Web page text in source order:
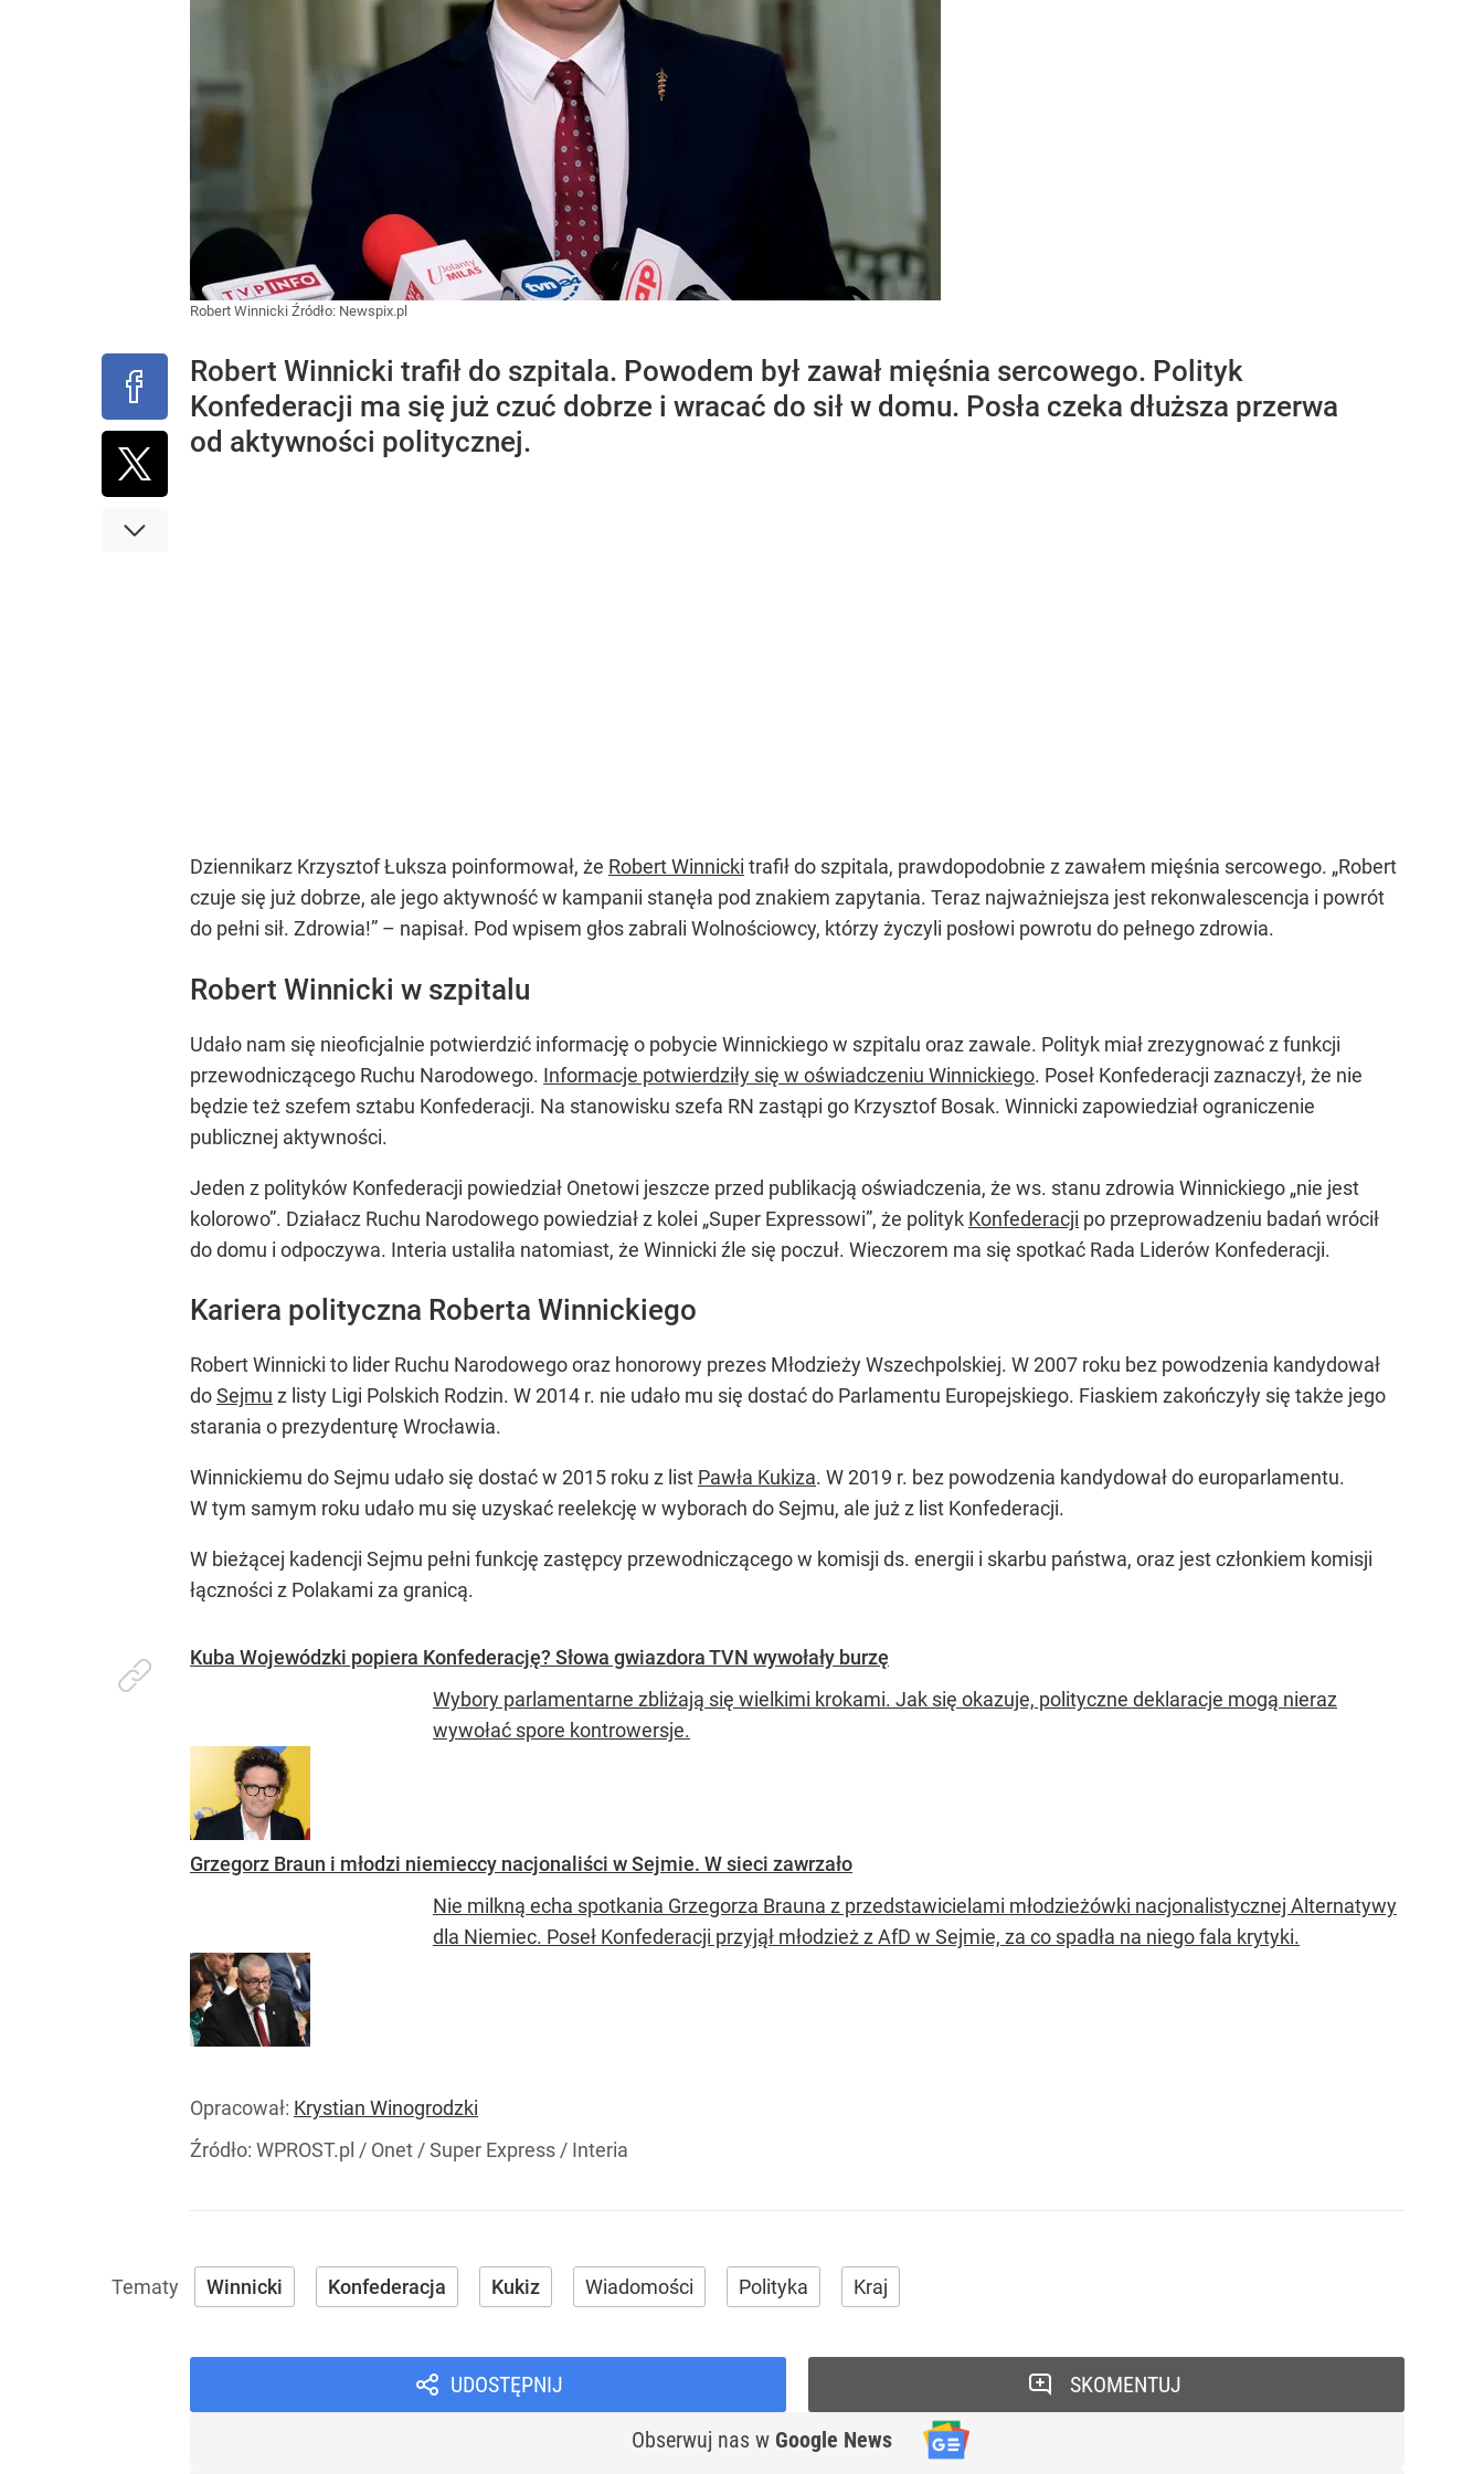
Robert Winnicki Źródło: Newspix.pl
Robert Winnicki trafił do szpitala. Powodem był zawał mięśnia sercowego. Polityk
Konfederacji ma się już czuć dobrze i wracać do sił w domu. Posła czeka dłuższa przerwa
od aktywności politycznej.
Dziennikarz Krzysztof Łuksza poinformował, że Robert Winnicki trafił do szpitala, prawdopodobnie z zawałem mięśnia sercowego. „Robert
czuje się już dobrze, ale jego aktywność w kampanii stanęła pod znakiem zapytania. Teraz najważniejsza jest rekonwalescencja i powrót
do pełni sił. Zdrowia!” – napisał. Pod wpisem głos zabrali Wolnościowcy, którzy życzyli posłowi powrotu do pełnego zdrowia.
Robert Winnicki w szpitalu
Udało nam się nieoficjalnie potwierdzić informację o pobycie Winnickiego w szpitalu oraz zawale. Polityk miał zrezygnować z funkcji
przewodniczącego Ruchu Narodowego. Informacje potwierdziły się w oświadczeniu Winnickiego. Poseł Konfederacji zaznaczył, że nie
będzie też szefem sztabu Konfederacji. Na stanowisku szefa RN zastąpi go Krzysztof Bosak. Winnicki zapowiedział ograniczenie
publicznej aktywności.
Jeden z polityków Konfederacji powiedział Onetowi jeszcze przed publikacją oświadczenia, że ws. stanu zdrowia Winnickiego „nie jest
kolorowo”. Działacz Ruchu Narodowego powiedział z kolei „Super Expressowi”, że polityk Konfederacji po przeprowadzeniu badań wrócił
do domu i odpoczywa. Interia ustaliła natomiast, że Winnicki źle się poczuł. Wieczorem ma się spotkać Rada Liderów Konfederacji.
Kariera polityczna Roberta Winnickiego
Robert Winnicki to lider Ruchu Narodowego oraz honorowy prezes Młodzieży Wszechpolskiej. W 2007 roku bez powodzenia kandydował
doSejmu z listy Ligi Polskich Rodzin. W 2014 r. nie udało mu się dostać do Parlamentu Europejskiego. Fiaskiem zakończyły się także jego
starania o prezydenturę Wrocławia.
Winnickiemu do Sejmu udało się dostać w 2015 roku z list Pawła Kukiza. W 2019 r. bez powodzenia kandydował do europarlamentu.
W tym samym roku udało mu się uzyskać reelekcję w wyborach do Sejmu, ale już z list Konfederacji.
W bieżącej kadencji Sejmu pełni funkcję zastępcy przewodniczącego w komisji ds. energii i skarbu państwa, oraz jest członkiem komisji
łączności z Polakami za granicą.
Kuba Wojewódzki popiera Konfederację? Słowa gwiazdora TVN wywołały burzę
Wybory parlamentarne zbliżają się wielkimi krokami. Jak się okazuje, polityczne deklaracje mogą nieraz
wywołać spore kontrowersje.
Grzegorz Braun i młodzi niemieccy nacjonaliści w Sejmie. W sieci zawrzało
Nie milkną echa spotkania Grzegorza Brauna z przedstawicielami młodzieżówki nacjonalistycznej Alternatywy
dla Niemiec. Poseł Konfederacji przyjął młodzież z AfD w Sejmie, za co spadła na niego fala krytyki.
Opracował: Krystian Winogrodzki
Źródło: WPROST.pl / Onet / Super Express / Interia
Winnicki Konfederacja Kukiz Wiadomości Polityka Kraj
UDOSTĘPNIJ
Obserwuj nas w Google News
SKOMENTUJ